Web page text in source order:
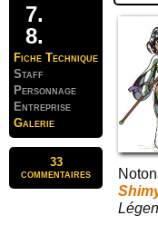
Fiche Technique
Staff
Personnage
Entreprise
Galerie
33
commentaires